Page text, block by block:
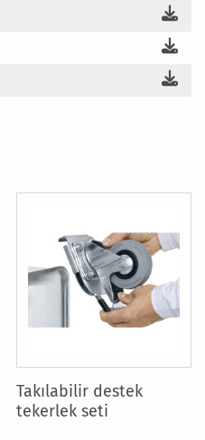
Takılabilir destek
tekerlek seti